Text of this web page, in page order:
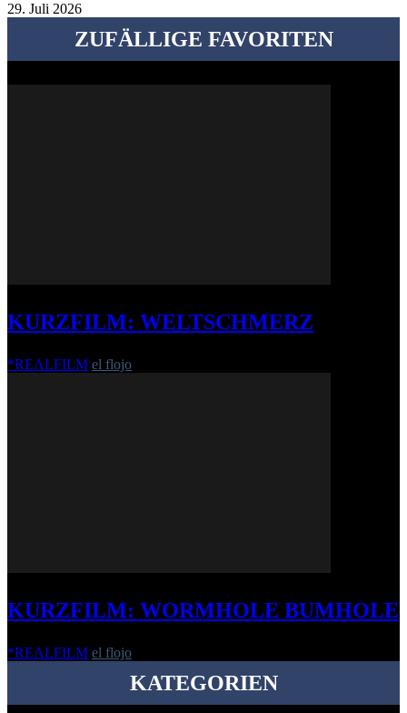
29. Juli 2026
ZUFÄLLIGE FAVORITEN
KURZFILM: WELTSCHMERZ
*REALFILM el flojo
KURZFILM: WORMHOLE BUMHOLE
*REALFILM el flojo
KATEGORIEN